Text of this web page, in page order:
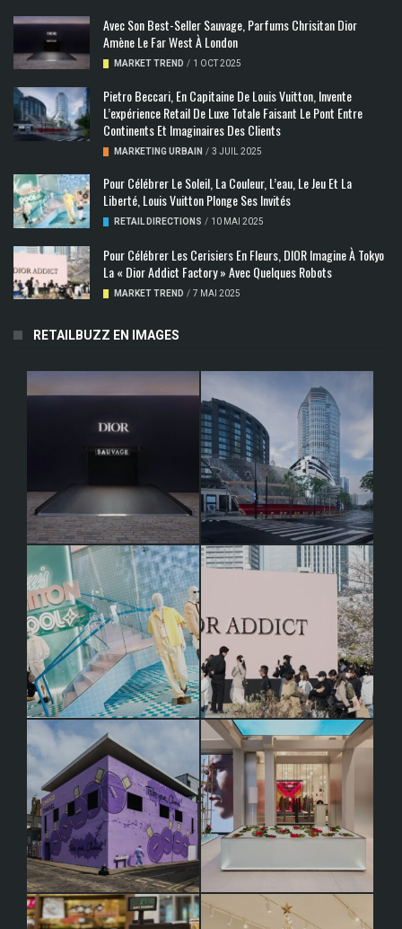
Avec Son Best-Seller Sauvage, Parfums Chrisitan Dior
Amène Le Far West À London
MARKET TREND / 1 OCT 2025
Pietro Beccari, En Capitaine De Louis Vuitton, Invente
L’expérience Retail De Luxe Totale Faisant Le Pont Entre
Continents Et Imaginaires Des Clients
MARKETING URBAIN / 3 JUIL 2025
Pour Célébrer Le Soleil, La Couleur, L’eau, Le Jeu Et La
Liberté, Louis Vuitton Plonge Ses Invités
RETAIL DIRECTIONS / 10 MAI 2025
Pour Célébrer Les Cerisiers En Fleurs, DIOR Imagine À Tokyo
La « Dior Addict Factory » Avec Quelques Robots
MARKET TREND / 7 MAI 2025
RETAILBUZZ EN IMAGES